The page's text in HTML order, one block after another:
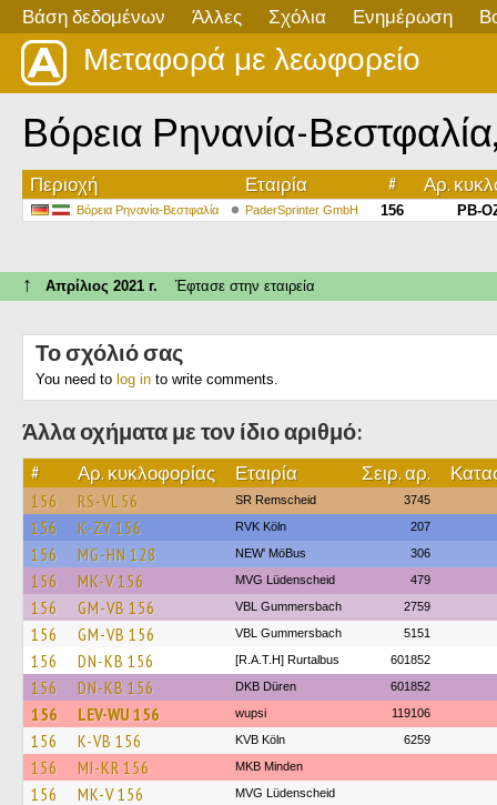
Βάση δεδομένων Άλλες Σχόλια Ενημέρωση
Μεταφορά με λεωφορείο
Βόρεια Ρηνανία-Βεστφαλία,
Περιοχή Εταιρία # Αρ.
Βόρεια Ρηνανία-Βεστφαλία PaderSprinter GmbH 156 PB-
↑ Απρίλιος 2021 г. Έφτασε στην εταιρεία
Το σχόλιό σας
You need to log in to write comments.
Άλλα οχήματα με τον ίδιο αριθμό:
# Αρ. κυκλοφορίας Εταιρία Σειρ. αρ.
156 RS-VL 56 SR Remscheid 3745
156 K-ZY 156 RVK Köln 207
156 MG-HN 128 NEW' MöBus 306
156 MK-V 156 MVG Lüdenscheid 479
156 GM-VB 156 VBL Gummersbach 2759
156 GM-VB 156 VBL Gummersbach 5151
156 DN-KB 156 [R.A.T.H] Rurtalbus 601852
156 DN-KB 156 DKB Düren 601852
156 LEV-WU 156 wupsi 119106
156 K-VB 156 KVB Köln 6259
156 MI-KR 156 MKB Minden
156 MK-V 156 MVG Lüdenscheid